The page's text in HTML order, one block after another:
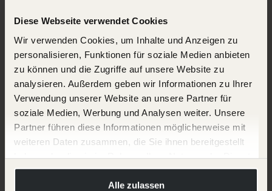
Diese Webseite verwendet Cookies
Wir verwenden Cookies, um Inhalte und Anzeigen zu
personalisieren, Funktionen für soziale Medien anbieten
zu können und die Zugriffe auf unsere Website zu
analysieren. Außerdem geben wir Informationen zu Ihrer
Verwendung unserer Website an unsere Partner für
soziale Medien, Werbung und Analysen weiter. Unsere
Partner führen diese Informationen möglicherweise mit
weiteren Daten zusammen, die Sie ihnen bereitgestellt
gesammelt haben.
Hier finden Sie mehr Informationen:
Alle zulassen